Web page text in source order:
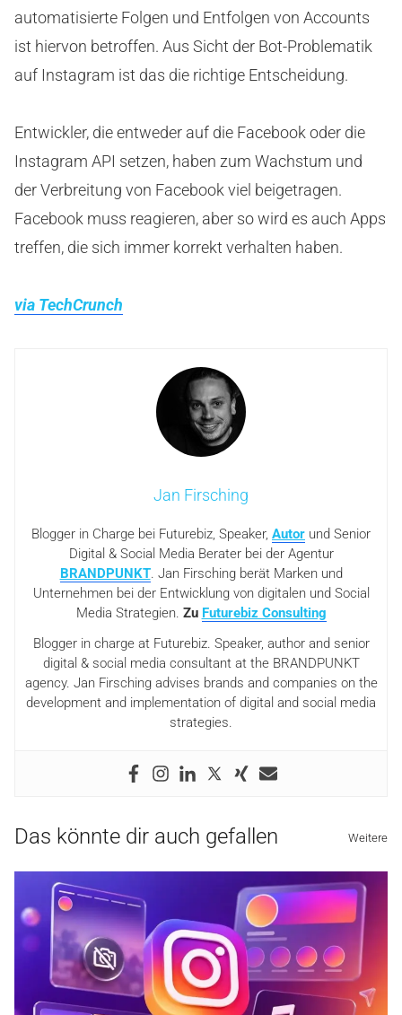
automatisierte Folgen und Entfolgen von Accounts
ist hiervon betroffen. Aus Sicht der Bot-Problematik
auf Instagram ist das die richtige Entscheidung.
Entwickler, die entweder auf die Facebook oder die
Instagram API setzen, haben zum Wachstum und
der Verbreitung von Facebook viel beigetragen.
Facebook muss reagieren, aber so wird es auch Apps
treffen, die sich immer korrekt verhalten haben.
via TechCrunch
Jan Firsching
Blogger in Charge bei Futurebiz, Speaker, Autor und Senior
Digital & Social Media Berater bei der Agentur
BRANDPUNKT. Jan Firsching berät Marken und
Unternehmen bei der Entwicklung von digitalen und Social
Media Strategien. Zu Futurebiz Consulting
Blogger in charge at Futurebiz. Speaker, author and senior
digital & social media consultant at the BRANDPUNKT
agency. Jan Firsching advises brands and companies on the
development and implementation of digital and social media
strategies.
Das könnte dir auch gefallen Weitere